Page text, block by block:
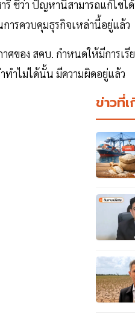
ารี ชี้ว่า ปัญหานี้สามารถแก้ไข
การควบคุมธุรกิจเหล่านี้อยู่แล้ว
ศของ สคบ. กำหนดให้มีการเ
ทำไม่ได้นั้น มีความผิดอยู่แล้ว
ข่าวที่